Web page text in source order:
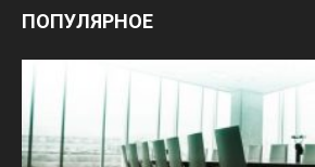
ПОПУЛЯРНОЕ